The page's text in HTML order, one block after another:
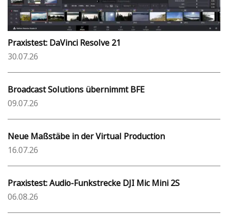
Praxistest: DaVinci Resolve 21
30.07.26
Broadcast Solutions übernimmt BFE
09.07.26
Neue Maßstäbe in der Virtual Production
16.07.26
Praxistest: Audio-Funkstrecke DJI Mic Mini 2S
06.08.26